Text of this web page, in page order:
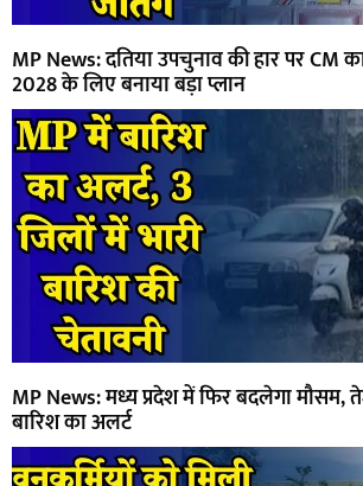
MP News: दतिया उपचुनाव की हार पर CM
2028 के लिए बनाया बड़ा प्लान
MP News: मध्य प्रदेश में फिर बदलेगा
बारिश का अलर्ट